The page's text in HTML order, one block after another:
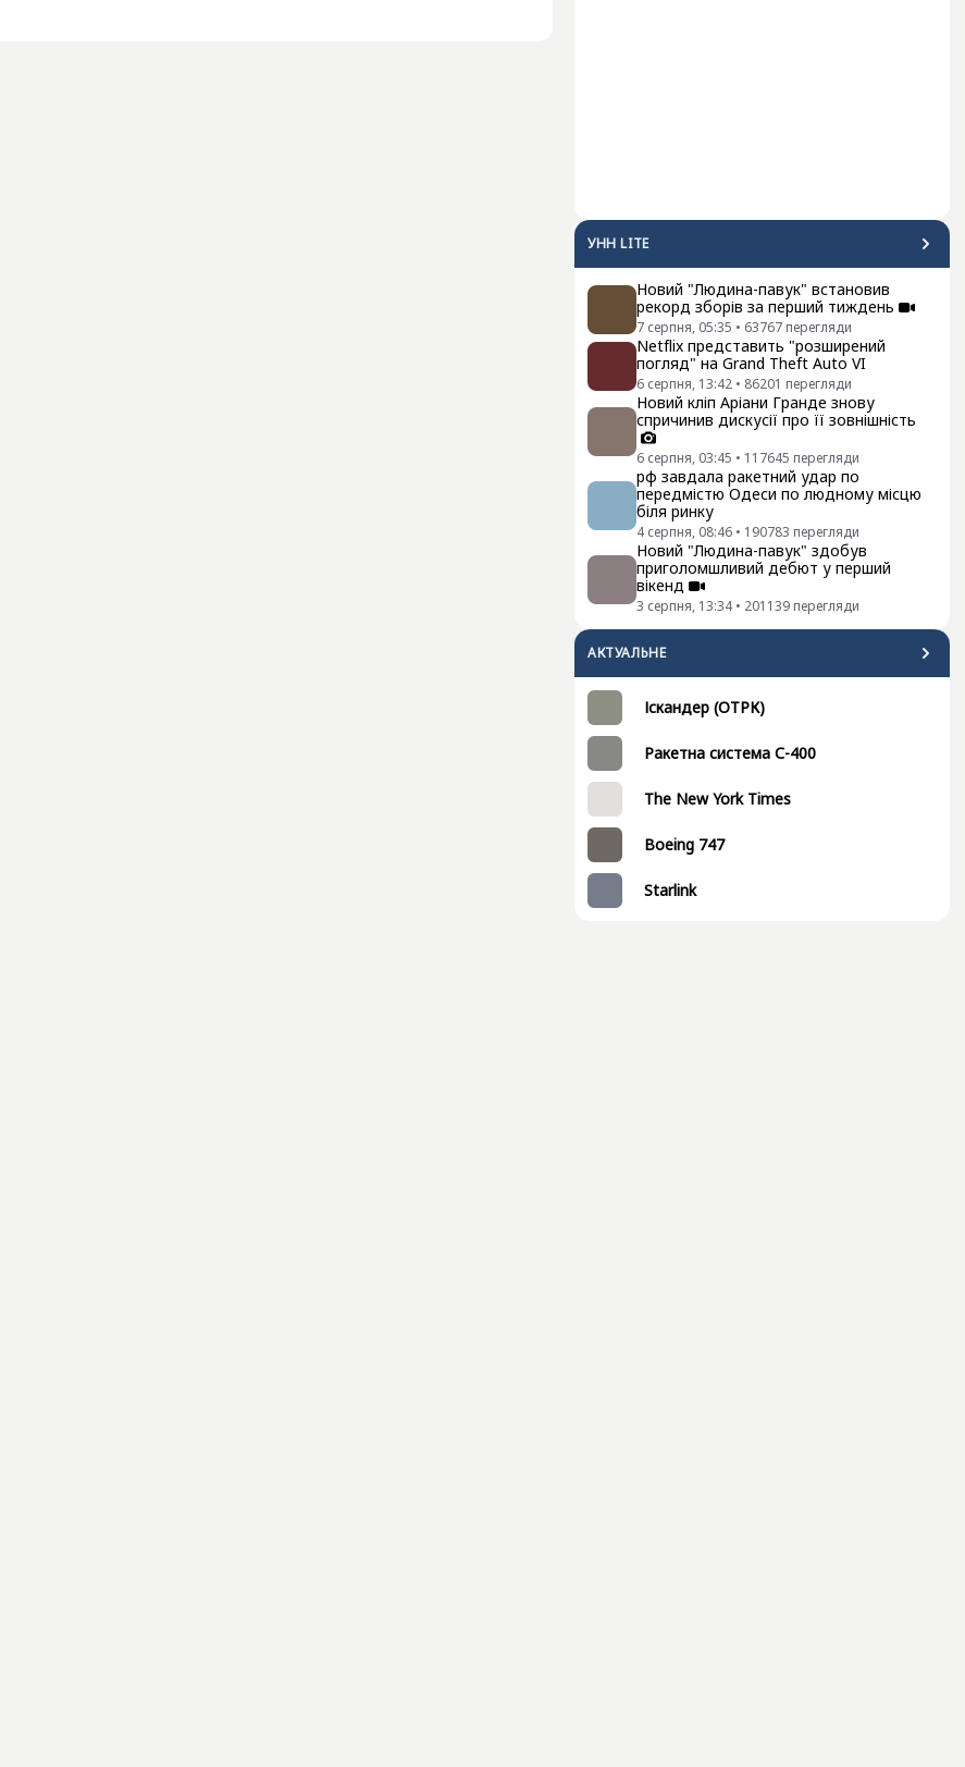
УНН LITE
Новий "Людина-павук" встановив
рекорд зборів за перший тиждень
7 серпня, 05:35 • 63767 перегляди
Netflix представить "розширений
погляд" на Grand Theft Auto VI
6 серпня, 13:42 • 86201 перегляди
Новий кліп Аріани Гранде знову
спричинив дискусії про її зовнішність
6 серпня, 03:45 • 117645 перегляди
рф завдала ракетний удар по
передмістю Одеси по людному місцю
біля ринку
4 серпня, 08:46 • 190783 перегляди
Новий "Людина-павук" здобув
приголомшливий дебют у перший
вікенд
3 серпня, 13:34 • 201139 перегляди
АКТУАЛЬНЕ
Іскандер (ОТРК)
Ракетна система С-400
The New York Times
Boeing 747
Starlink